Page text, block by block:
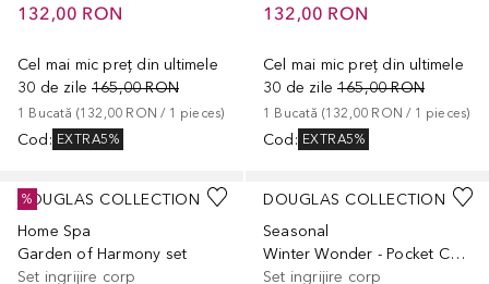
132,00 RON
Cel mai mic preț din ultimele
30 de zile 165,00 RON
1 Bucată (132,00 RON / 1 pieces)
Cod : EXTRA5%
132,00 RON
Cel mai mic preț din ultimele
30 de zile 165,00 RON
1 Bucată (132,00 RON / 1 pieces)
Cod : EXTRA5%
DOUGLAS COLLECTION
Home Spa
Garden of Harmony set
Set ingrijire corp
%
DOUGLAS COLLECTION
Seasonal
Winter Wonder - Pocket Care Gift Set
Set ingrijire corp